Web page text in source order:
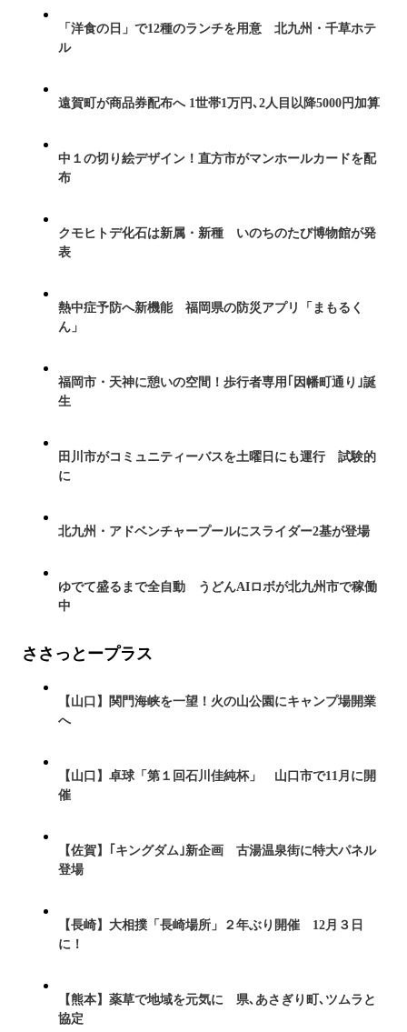
「洋食の日」で12種のランチを用意 北九州・千草ホテ
ル
遠賀町が商品券配布へ 1世帯1万円､2人目以降5000円加算
中１の切り絵デザイン！直方市がマンホールカードを配
布
クモヒトデ化石は新属・新種 いのちのたび博物館が発
表
熱中症予防へ新機能 福岡県の防災アプリ「まもるく
ん」
福岡市・天神に憩いの空間！歩行者専用｢因幡町通り｣誕
生
田川市がコミュニティーバスを土曜日にも運行 試験的
に
北九州・アドベンチャープールにスライダー2基が登場
ゆでて盛るまで全自動 うどんAIロボが北九州市で稼働
中
ささっとープラス
【山口】関門海峡を一望！火の山公園にキャンプ場開業
へ
【山口】卓球「第１回石川佳純杯」 山口市で11月に開
催
【佐賀】｢キングダム｣新企画 古湯温泉街に特大パネル
登場
【長崎】大相撲「長崎場所」２年ぶり開催 12月３日
に！
【熊本】薬草で地域を元気に 県､あさぎり町､ツムラと
協定